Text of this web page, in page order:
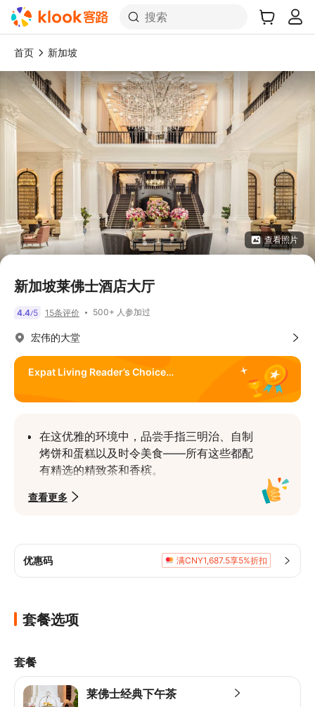
搜索
首页 新加坡
查看照片
新加坡莱佛士酒店大厅
4.4/5 15条评价 500+ 人参加过
宏伟的大堂
Expat Living Reader’s Choice
在这优雅的环境中，品尝手指三明治、自制
烤饼和蛋糕以及时令美食——所有这些都配
有精选的精致茶和香槟。
荣获 2023 年侨民生活读者选择奖「最佳下
查看更多
优惠码 满CNY1,687.5享5%折扣
套餐选项
套餐
莱佛士经典下午茶